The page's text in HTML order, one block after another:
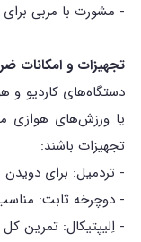
- مشورت با مربی برای
تجهیزات و امکانات
دستگاه‌های کاردیو و
یا ورزش‌های هوازی
تجهیزات باشند:
- تردمیل: برای دویدن
- دوچرخه ثابت: مناسب
- اِلیپتیکال: تمرین